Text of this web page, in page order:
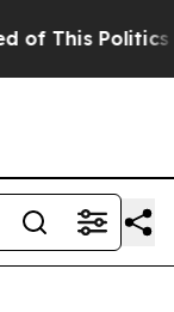
This Politics